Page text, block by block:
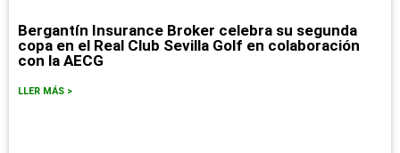
Bergantín Insurance Broker celebra su segunda
copa en el Real Club Sevilla Golf en colaboración
con la AECG
LLER MÁS >